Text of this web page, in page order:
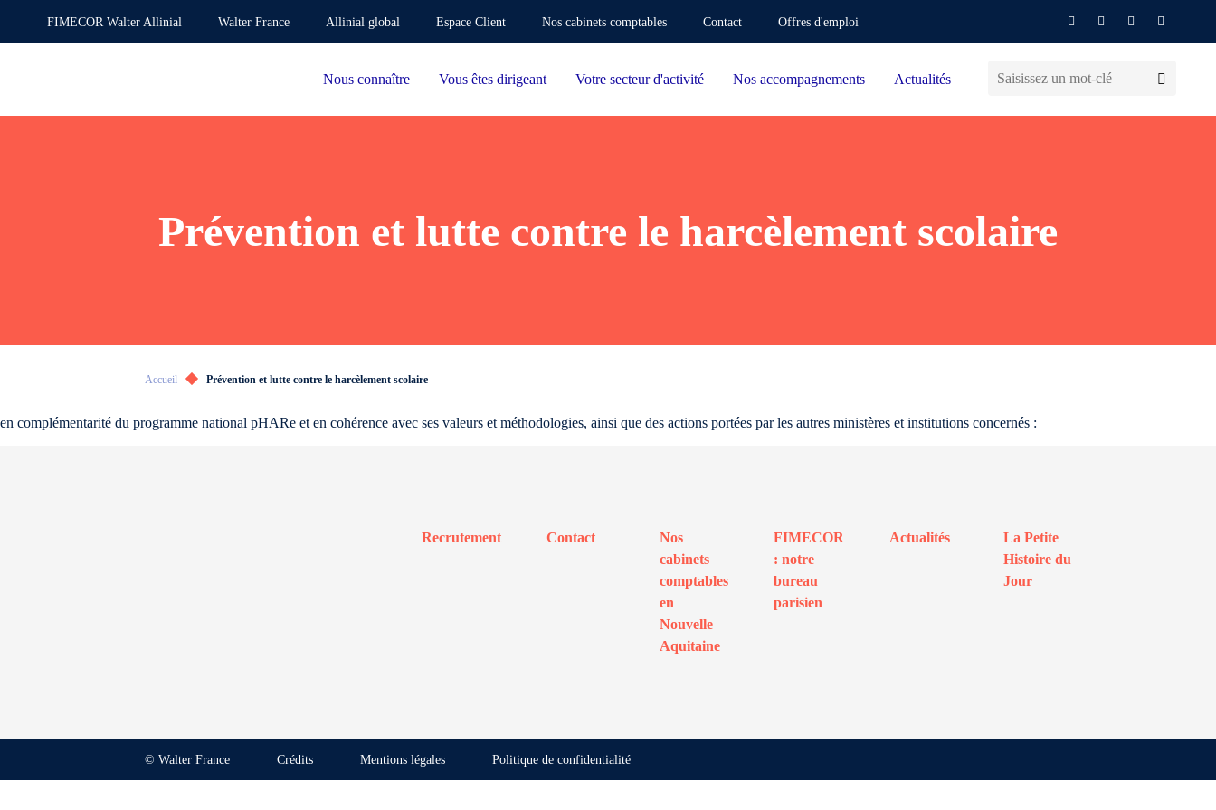
FIMECOR Walter Allinial Walter France Allinial global Espace Client Nos cabinets comptables Contact Offres d'emploi
Nous connaître Vous êtes dirigeant Votre secteur d'activité Nos accompagnements Actualités
Prévention et lutte contre le harcèlement scolaire
Accueil Prévention et lutte contre le harcèlement scolaire
en complémentarité du programme national pHARe et en cohérence avec ses valeurs et méthodologies, ainsi que des actions portées par les autres ministères et institutions concernés :
Recrutement Contact
Nos
cabinets
comptables
en
Nouvelle
Aquitaine
FIMECOR
: notre
bureau
parisien
Actualités
La Petite
Histoire du
Jour
© Walter France Crédits Mentions légales Politique de confidentialité